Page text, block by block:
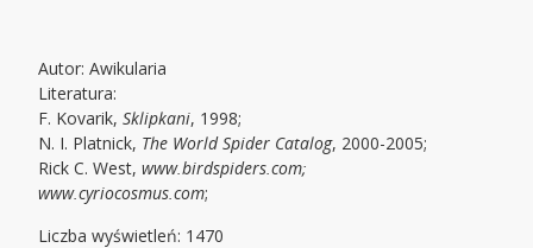
Autor: Awikularia
Literatura:
F. Kovarik,Sklipkani, 1998;
N. I. Platnick, The World Spider Catalog, 2000-2005;
Rick C. West,www.birdspiders.com;
www.cyriocosmus.com;
Liczba wyświetleń: 1470